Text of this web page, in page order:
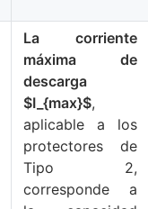
La corriente
máxima de
descarga
$I_{max}$,
aplicable a los
protectores de
Tipo 2,
corresponde a